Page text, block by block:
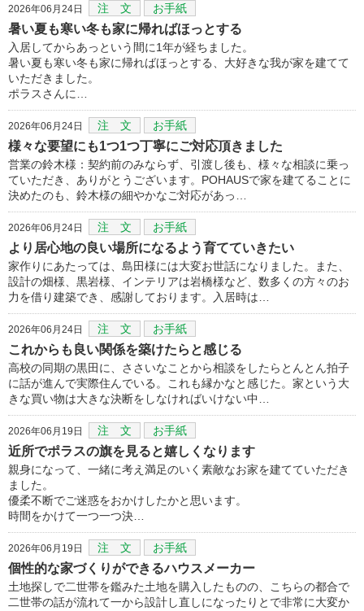
2026年06月24日 注 文 お手紙
暑い夏も寒い冬も家に帰ればほっとする
入居してからあっという間に1年が経ちました。
暑い夏も寒い冬も家に帰ればほっとする、大好きな我が家を建てて
いただきました。
ポラスさんに…
2026年06月24日 注 文 お手紙
様々な要望にも1つ1つ丁寧にご対応頂きました
営業の鈴木様：契約前のみならず、引渡し後も、様々な相談に乗っ
ていただき、ありがとうございます。POHAUSで家を建てることに
決めたのも、鈴木様の細やかなご対応があっ…
2026年06月24日 注 文 お手紙
より居心地の良い場所になるよう育てていきたい
家作りにあたっては、島田様には大変お世話になりました。また、
設計の畑様、黒岩様、インテリアは岩橋様など、数多くの方々のお
力を借り建築でき、感謝しております。入居時は…
2026年06月24日 注 文 お手紙
これからも良い関係を築けたらと感じる
高校の同期の黒田に、ささいなことから相談をしたらとんとん拍子
に話が進んで実際住んでいる。これも縁かなと感じた。家という大
きな買い物は大きな決断をしなければいけない中…
2026年06月19日 注 文 お手紙
近所でポラスの旗を見ると嬉しくなります
親身になって、一緒に考え満足のいく素敵なお家を建てていただき
ました。
優柔不断でご迷惑をおかけしたかと思います。
時間をかけて一つ一つ決…
2026年06月19日 注 文 お手紙
個性的な家づくりができるハウスメーカー
土地探しで二世帯を鑑みた土地を購入したものの、こちらの都合で
二世帯の話が流れて一から設計し直しになったりとで非常に大変か